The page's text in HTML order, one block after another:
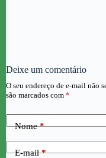
Deixe um comentário
O seu endereço de e-mail não
são marcados com *
Nome*
E-mail*